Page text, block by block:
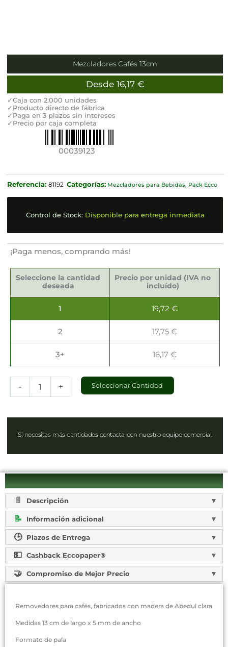
Mezcladores Cafés 13cm
Desde 16,17 €
✓Caja con 2.000 unidades
✓Producto directo de fábrica
✓Paga en 3 plazos sin intereses
✓Precio por caja completa
00039123
Referencia: 81192 Categorías: Mezcladores para Bebidas, Pack Ecco
Control de Stock: Disponible para entrega inmediata
¡Paga menos, comprando más!
Seleccione la cantidad
deseada
Precio por unidad (IVA no
incluído)
1 19,72€
2 17,75€
3+ 16,17€
-
Cafés
13cm
+ Seleccionar Cantidad
Si necesitas más cantidades contacta con nuestro equipo comercial.
Descripción
Información adicional
Plazos de Entrega
Cashback Eccopaper®
Compromiso de Mejor Precio
Removedores para cafés, fabricados con madera de Abedul clara
Medidas 13 cm de largo x 5 mm de ancho
Formato de pala